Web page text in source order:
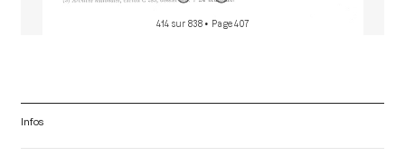
414 sur 838 • Page 407
Infos